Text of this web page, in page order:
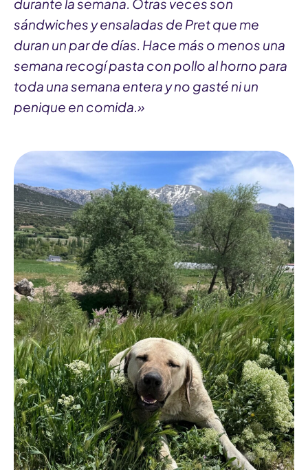
durante la semana. Otras veces son
sándwiches y ensaladas de Pret que me
duran un par de días. Hace más o menos una
semana recogí pasta con pollo al horno para
toda una semana entera y no gasté ni un
penique en comida.»